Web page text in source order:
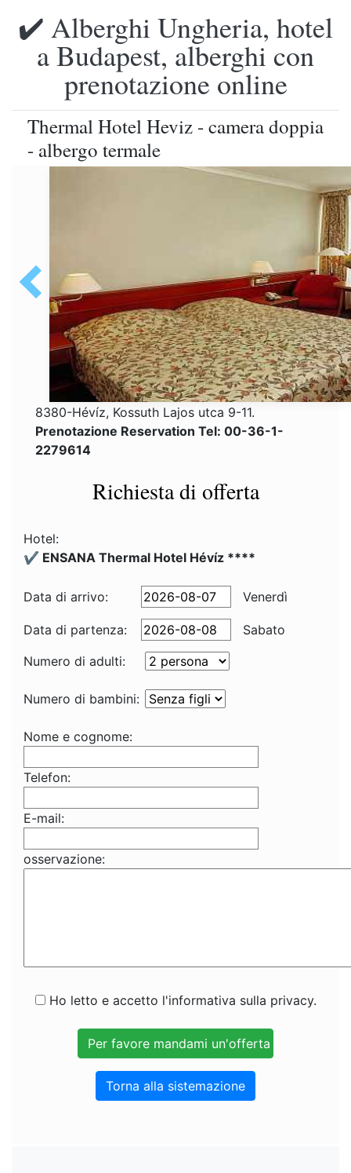
✔️ Alberghi Ungheria, hotel
a Budapest, alberghi con
prenotazione online
Thermal Hotel Heviz - camera doppia
- albergo termale
8380-Hévíz, Kossuth Lajos utca 9-11.
Prenotazione Reservation Tel: 00-36-1-
2279614
Richiesta di offerta
Hotel:
✔️ ENSANA Thermal Hotel Hévíz ****
Data di arrivo: Venerdì
Data di partenza:
Sabato
Numero di adulti:
Numero di bambini:
Nome e cognome:
Telefon:
E-mail:
osservazione:
Ho letto e accetto l'informativa sulla privacy.
Torna alla sistemazione